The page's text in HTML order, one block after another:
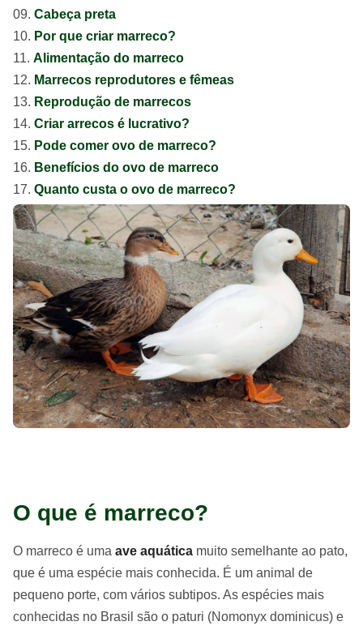
Cabeça preta
Por que criar marreco?
Alimentação do marreco
Marrecos reprodutores e fêmeas
Reprodução de marrecos
Criar arrecos é lucrativo?
Pode comer ovo de marreco?
Benefícios do ovo de marreco
Quanto custa o ovo de marreco?
O que é marreco?
O marreco é uma ave aquática muito semelhante ao pato,
que é uma espécie mais conhecida. É um animal de
pequeno porte, com vários subtipos. As espécies mais
conhecidas no Brasil são o paturi (Nomonyx dominicus) e